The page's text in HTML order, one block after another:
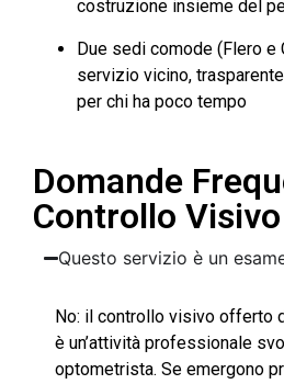
costruzione insieme del
Due sedi comode (Flero
servizio vicino,
per chi ha poco tempo
Domande
Controllo Visivo
Questo servizio è un
No: il controllo visivo offerto
è un’attività professionale
optometrista. Se emergono